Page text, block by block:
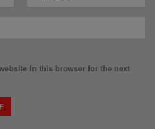
in this browser for the next